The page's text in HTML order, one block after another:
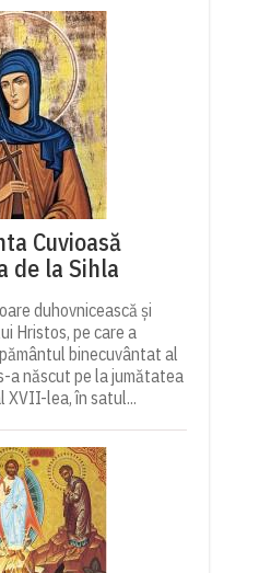
Cuvioasă
de la Sihla
duhovnicească și
Hristos, pe care a
binecuvântat al
a născut pe la jumătatea
XVII-lea, în satul...